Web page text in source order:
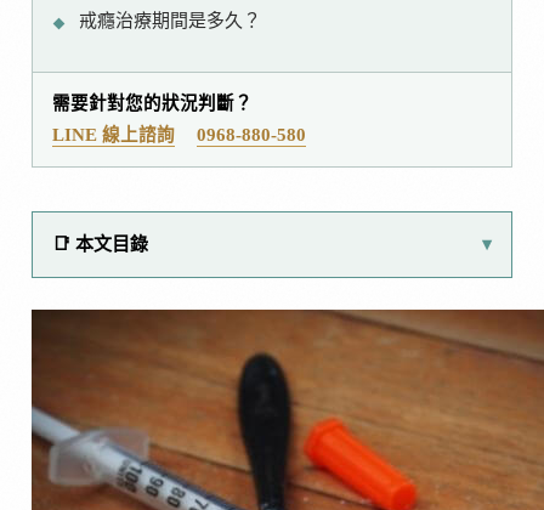
戒癮治療期間是多久？
需要針對您的狀況判斷？
LINE 線上諮詢
0968-880-580
📑 本文目錄